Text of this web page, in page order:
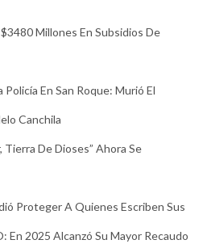
Millones En Subsidios De
En San Roque: Murió El
Canchila
Tierra De Dioses” Ahora Se
Proteger A Quienes Escriben Sus
En 2025 Alcanzó Su Mayor Recaudo